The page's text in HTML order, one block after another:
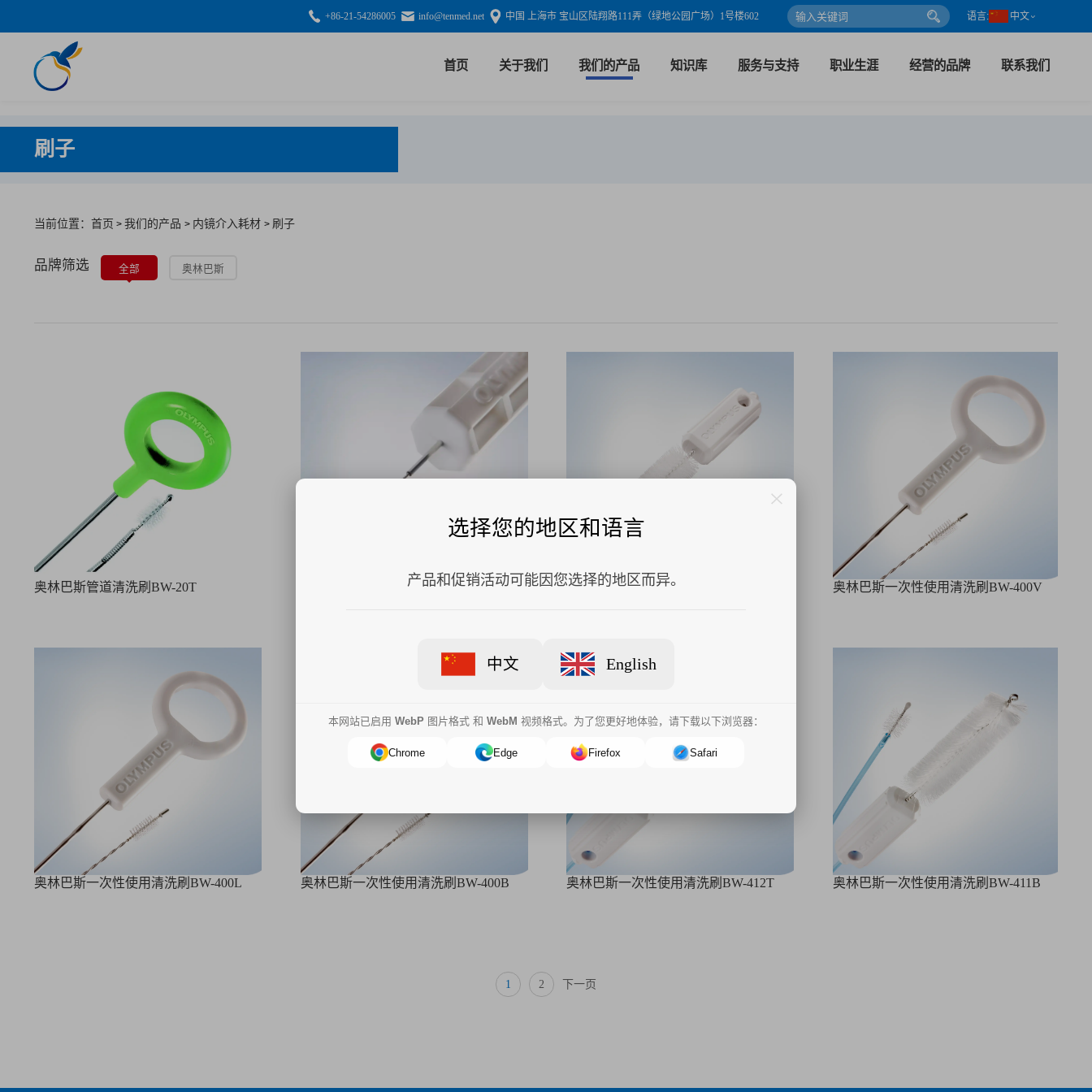
+86-21-54286005 info@tenmed.net 中国 上海市 宝山区陆翔路111弄（绿地公园广场）1号楼602 语言: 中文
首页 关于我们 我们的产品 知识库 服务与支持 职业生涯 经营的品牌 联系我们
刷子
当前位置：首页 > 我们的产品 > 内镜介入耗材 > 刷子
品牌筛选 全部 奥林巴斯
奥林巴斯管道清洗刷BW-20T 奥林巴斯一次性管道清洗刷MAJ-1888
奥林巴斯一次性使用管道开口清洗刷
奥林巴斯一次性使用清洗刷BW-400V
奥林巴斯一次性使用清洗刷BW-400L 奥林巴斯一次性使用清洗刷BW-400B 奥林巴斯一次性使用清洗刷BW-412T 奥林巴斯一次性使用清洗刷BW-411B
1 2 下一页
选择您的地区和语言
产品和促销活动可能因您选择的地区而异。
中文 English
本网站已启用 WebP 图片格式 和 WebM 视频格式。为了您更好地体验，请下载以下浏览器：
Chrome Edge Firefox Safari